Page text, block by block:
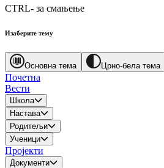
CTRL- за смањење
Изаберите тему
Основна тема Црно-бела тема
Почетна
Вести
Школа
Настава
Родитељи
Ученици
Пројекти
Документи